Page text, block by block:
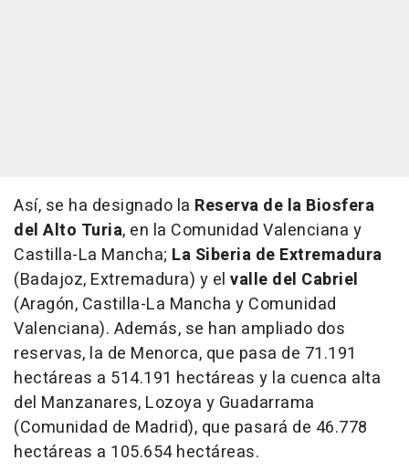
Así, se ha designado la Reserva de la Biosfera
del Alto Turia, en la Comunidad Valenciana y
Castilla-La Mancha; La Siberia de Extremadura
(Badajoz, Extremadura) y el valle del Cabriel
(Aragón, Castilla-La Mancha y Comunidad
Valenciana). Además, se han ampliado dos
reservas, la de Menorca, que pasa de 71.191
hectáreas a 514.191 hectáreas y la cuenca alta
del Manzanares, Lozoya y Guadarrama
(Comunidad de Madrid), que pasará de 46.778
hectáreas a 105.654 hectáreas.